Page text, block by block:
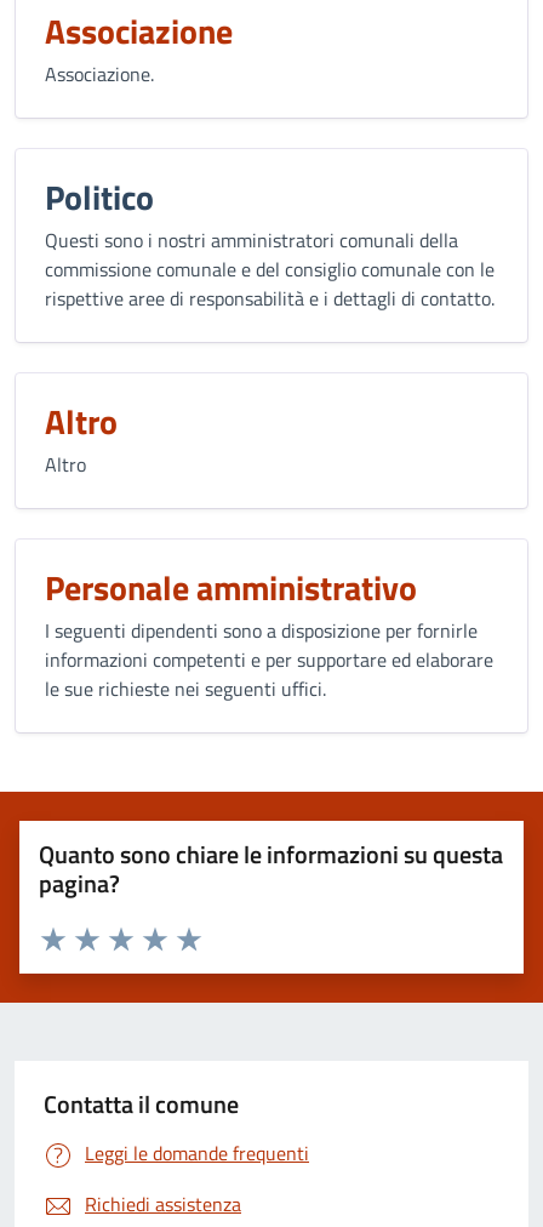
Associazione
Associazione.
Politico
Questi sono i nostri amministratori comunali della
commissione comunale e del consiglio comunale con le
rispettive aree di responsabilità e i dettagli di contatto.
Altro
Altro
Personale amministrativo
I seguenti dipendenti sono a disposizione per fornirle
informazioni competenti e per supportare ed elaborare
le sue richieste nei seguenti uffici.
Quanto sono chiare le informazioni su questa
pagina?
Valuta 1 stelle su 5
Valuta 2 stelle su 5
Valuta 3 stelle su 5
Valuta 4 stelle su 5
Contatta il comune
Leggi le domande frequenti
Richiedi assistenza